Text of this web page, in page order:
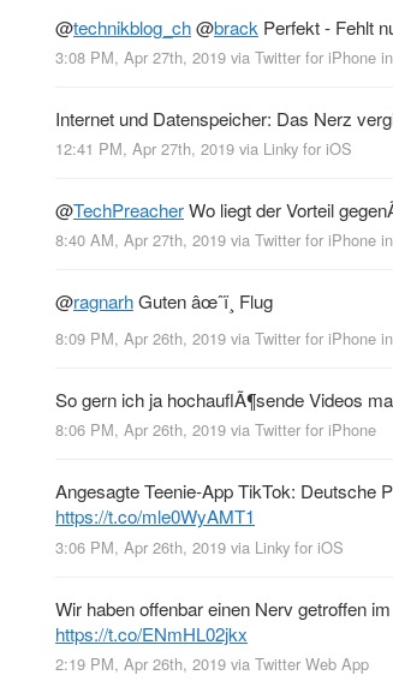
@technikblog_ch@brack Perfekt - Fehlt
3:08 PM, Apr 27th, 2019 via Twitter for iPhone
Internet und Datenspeicher: Das Nerz
12:41 PM, Apr 27th, 2019 via Linky for iOS
@TechPreacherWo liegt der Vorteil
8:40 AM, Apr 27th, 2019 via Twitter for iPhone
@ragnarhGuten âœˆï¸ Flug
8:09 PM, Apr 26th, 2019 via Twitter for iPhone
So gern ich ja hochauflÃ¶sende Videos
8:06 PM, Apr 26th, 2019 via Twitter for iPhone
Angesagte Teenie-App TikTok: Deutsche
https://t.co/mle0WyAMT1
3:06 PM, Apr 26th, 2019 via Linky for iOS
Wir haben offenbar einen Nerv getroffen
https://t.co/ENmHL02jkx
2:19 PM, Apr 26th, 2019 via Twitter Web App